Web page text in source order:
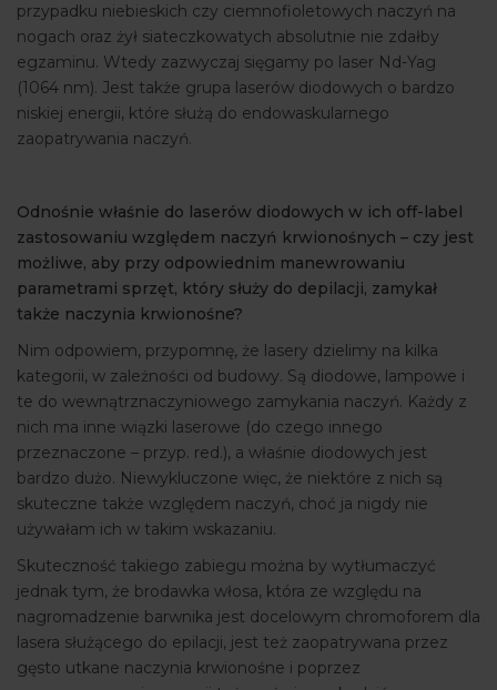
przypadku niebieskich czy ciemnofioletowych naczyń na
nogach oraz żył siateczkowatych absolutnie nie zdałby
egzaminu. Wtedy zazwyczaj sięgamy po laser Nd-Yag
(1064 nm). Jest także grupa laserów diodowych o bardzo
niskiej energii, które służą do endowaskularnego
zaopatrywania naczyń.
Odnośnie właśnie do laserów diodowych w ich off-label
zastosowaniu względem naczyń krwionośnych – czy jest
możliwe, aby przy odpowiednim manewrowaniu
parametrami sprzęt, który służy do depilacji, zamykał
także naczynia krwionośne?
Nim odpowiem, przypomnę, że lasery dzielimy na kilka
kategorii, w zależności od budowy. Są diodowe, lampowe i
te do wewnątrznaczyniowego zamykania naczyń. Każdy z
nich ma inne wiązki laserowe (do czego innego
przeznaczone – przyp. red.), a właśnie diodowych jest
bardzo dużo. Niewykluczone więc, że niektóre z nich są
skuteczne także względem naczyń, choć ja nigdy nie
używałam ich w takim wskazaniu.
Skuteczność takiego zabiegu można by wytłumaczyć
jednak tym, że brodawka włosa, która ze względu na
nagromadzenie barwnika jest docelowym chromoforem dla
lasera służącego do epilacji, jest też zaopatrywana przez
gęsto utkane naczynia krwionośne i poprzez